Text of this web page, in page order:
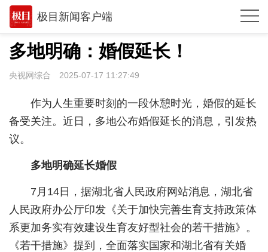
极目新闻客户端
推荐
观点
湖北
武汉
世相
环球
专题
极客圈
多地明确：婚假延长！
央视网综合 2025-07-17 11:27:49
作为人生重要时刻的一段休憩时光，婚假的延长
备受关注。近日，多地公布婚假延长的消息，引发热
议。
多地明确延长婚假
7月14日，据湖北省人民政府网站消息，湖北省
人民政府办公厅印发《关于加快完善生育支持政策体
系更加务实有效建设生育友好型社会的若干措施》。
《若干措施》提到，全面落实国家和湖北省有关婚